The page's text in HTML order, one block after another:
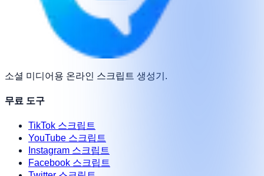
소셜 미디어용 온라인 스크립트 생성기.
무료 도구
TikTok 스크립트
YouTube 스크립트
Instagram 스크립트
Facebook 스크립트